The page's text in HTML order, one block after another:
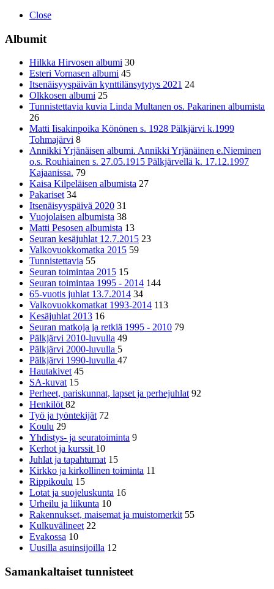
Close
Albumit
Hilkka Hirvosen albumi 30
Esteri Vornasen albumi 45
Itsenäisyyspäivän kynttilänsytytys 2021 24
Olkkosen albumi 25
Tunnistettavia kuvia Linda Multanen os. Pakarinen albumista
26
Matti Iisakinpoika Könönen s. 1928 Pälkjärvi k.1999
Tohmajärvi 8
Annikki Yrjänäisen albumi. Annikki Yrjänäinen e.Nieminen
o.s. Rouhiainen s. 27.05.1915 Pälkjärvellä k. 17.12.1997
Kajaanissa. 79
Kaisa Kilpeläisen albumista 27
Pakariset 34
Itsenäisyyspäivä 2020 31
Vuojolaisen albumista 38
Matti Pesosen albumista 13
Seuran kesäjuhlat 12.7.2015 23
Valkovuokkomatka 2015 59
Tunnistettavia 55
Seuran toimintaa 2015 15
Seuran toimintaa 1995 - 2014 144
65-vuotis juhlat 13.7.2014 34
Valkovuokkomatkat 1993-2014 113
Kesäjuhlat 2013 16
Seuran matkoja ja retkiä 1995 - 2010 79
Pälkjärvi 2010-luvulla 49
Pälkjärvi 2000-luvulla 5
Pälkjärvi 1990-luvulla 47
Hautakivet 45
SA-kuvat 15
Perheet, pariskunnat, lapset ja perhejuhlat 92
Henkilöt82
Työ ja työntekijät 72
Koulu 29
Yhdistys- ja seuratoiminta 9
Kerhot ja kurssit 10
Juhlat ja tapahtumat 15
Kirkko ja kirkollinen toiminta 11
Rippikoulu 15
Lotat ja suojeluskunta 16
Urheilu ja liikunta 10
Rakennukset, maisemat ja muistomerkit 55
Kulkuvälineet 22
Evakossa 10
Uusilla asuinsijoilla 12
Samankaltaiset tunnisteet